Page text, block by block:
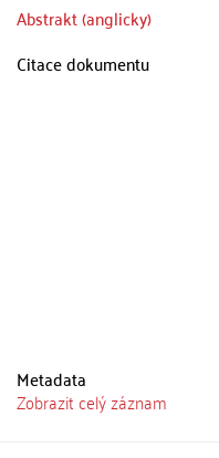
Abstrakt (anglicky)
Citace dokumentu
Metadata
Zobrazit celý záznam